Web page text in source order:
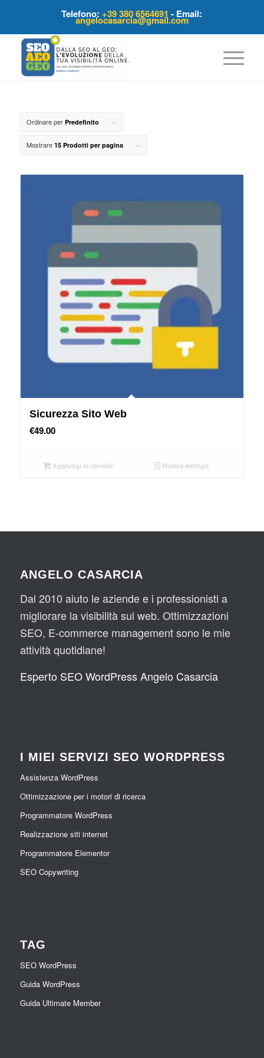
Telefono:+39 380 6564691 - Email:
angelocasarcia@gmail.com
Ordinare per Predefinito
Mostrare 15 Prodotti per pagina
Sicurezza Sito Web
€49.00
Aggiungi al carrello Mostra dettagli
ANGELO CASARCIA
Dal 2010 aiuto le aziende e i professionisti a
migliorare la visibilità sul web. Ottimizzazioni
SEO, E-commerce management sono le mie
attività quotidiane!
Esperto SEO WordPress Angelo Casarcia
I MIEI SERVIZI SEO WORDPRESS
Assistenza WordPress
Ottimizzazione per i motori di ricerca
Programmatore WordPress
Realizzazione siti internet
Programmatore Elementor
SEO Copywriting
TAG
SEO WordPress
Guida WordPress
Guida Ultimate Member